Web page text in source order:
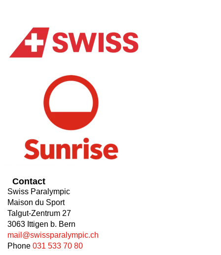
Contact
Swiss Paralympic
Maison du Sport
Talgut-Zentrum 27
3063 Ittigen b. Bern
mail@swissparalympic.ch
Phone 031 533 70 80